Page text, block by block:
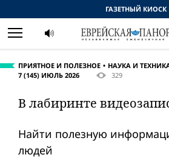
ПРИЯТНОЕ И ПОЛЕЗНОЕ
НАУКА И
7 (145) ИЮЛЬ 2026
329
В лабиринте
Найти полезную
людей
ГАЗЕТНЫЙ КИОСК